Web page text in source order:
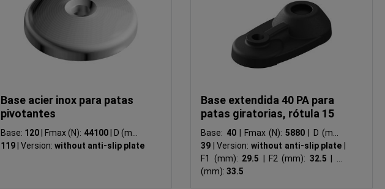
Base acier inox para patas
pivotantes
Base: 120 Fmax (N): 44100
D (mm):
119 Version: without anti-slip plate
Base extendida 40 PA para
patas giratorias, rótula 15
Base: 40 Fmax (N):5880
D (mm):
39
Version:without anti-slip plate
F1 (mm): 29.5 F2 (mm): 32.5
(mm):33.5